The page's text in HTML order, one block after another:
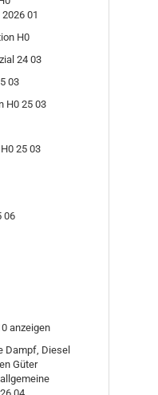
01
H0
24 03
03
H0 25 03
25 03
06
anzeigen
Dampf, Diesel
Güter